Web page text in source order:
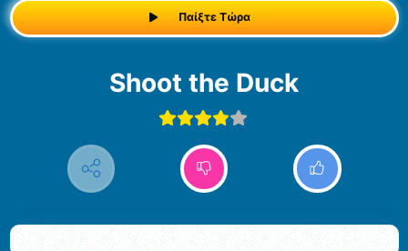
Παίξτε Τώρα
Shoot the Duck